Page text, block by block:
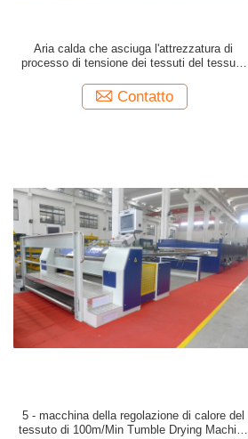
Aria calda che asciuga l'attrezzatura di
processo di tensione dei tessuti del tessuto
Contatto
5 - macchina della regolazione di calore del
tessuto di 100m/Min Tumble Drying Machine